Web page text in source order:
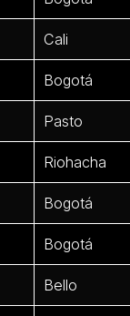
Cali
Bogotá
Pasto
Riohacha
Bogotá
Bogotá
Bello